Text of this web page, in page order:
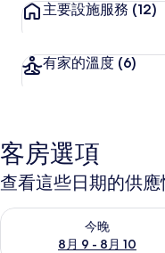
主要設施服務 (12)
有家的溫度 (6)
客房選項
查看這些日期的供應
今晚
8月 9 - 8月 10
查看今晚 (8月 9 - 8月 10)